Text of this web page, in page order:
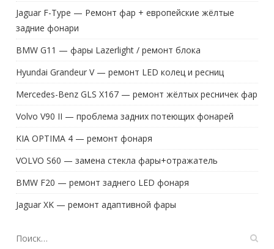
Jaguar F-Type — Ремонт фар + европейские жёлтые
задние фонари
BMW G11 — фары Lazerlight / ремонт блока
Hyundai Grandeur V — ремонт LED колец и ресниц
Mercedes-Benz GLS X167 — ремонт жёлтых ресничек фар
Volvo V90 II — проблема задних потеющих фонарей
KIA OPTIMA 4 — ремонт фонаря
VOLVO S60 — замена стекла фары+отражатель
BMW F20 — ремонт заднего LED фонаря
Jaguar XK — ремонт адаптивной фары